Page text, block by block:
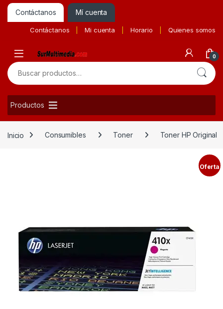
Contáctanos Mí cuenta
Contáctanos Mi cuenta Horario Quienes somos
0
Buscar por:
Productos
Inicio Consumibles Toner Toner HP Original
Oferta